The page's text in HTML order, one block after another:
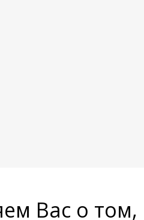
Вас о